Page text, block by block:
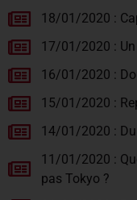
18/01/2020 :
17/01/2020 :
16/01/2020 :
15/01/2020 :
14/01/2020 :
11/01/2020 :
pas Tokyo ?